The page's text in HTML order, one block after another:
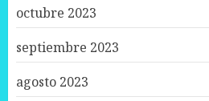
octubre 2023
septiembre 2023
agosto 2023